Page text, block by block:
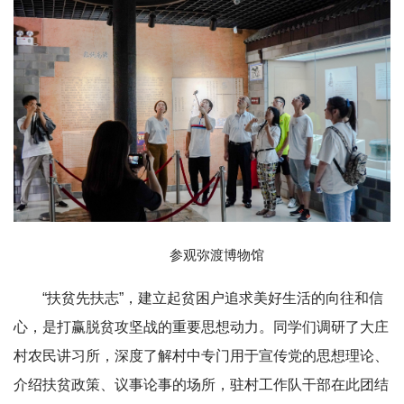
参观弥渡博物馆
“扶贫先扶志”，建立起贫困户追求美好生活的向往和信
心，是打赢脱贫攻坚战的重要思想动力。同学们调研了大庄
村农民讲习所，深度了解村中专门用于宣传党的思想理论、
介绍扶贫政策、议事论事的场所，驻村工作队干部在此团结